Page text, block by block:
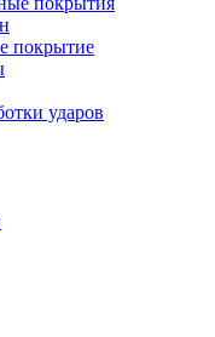
покрытие
ударов